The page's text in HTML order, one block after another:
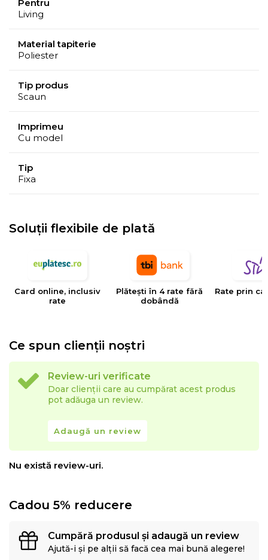
Pentru
Living
Material tapiterie
Poliester
Tip produs
Scaun
Imprimeu
Cu model
Tip
Fixa
Soluții flexibile de plată
Card online, inclusiv
rate
Plătești în 4 rate fără
dobândă
Rate prin
Ce spun clienții noștri
Review-uri verificate
Doar clienții care au cumpărat acest produs
pot adăuga un review.
Adaugă un review
Nu există review-uri.
Cadou 5% reducere
Cumpără produsul și adaugă un review
Ajută-i și pe alții să facă cea mai bună alegere!